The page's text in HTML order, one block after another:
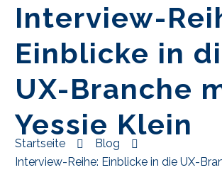
Interview-
Einblicke in
UX-Branche
Yessie Klein
Startseite
Blog
Interview-Reihe: Einblicke in die UX-